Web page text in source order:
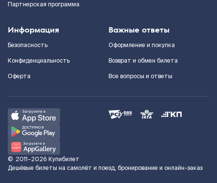
Партнерская программа
Информация
Безопасность
Конфиденциальность
Оферта
Важные ответы
Оформление и покупка
Возврат и обмен билета
Все вопросы и ответы
© 2011–2026 Купибилет
Дешёвые билеты на самолёт и поезд, бронирование и онлайн-заказ